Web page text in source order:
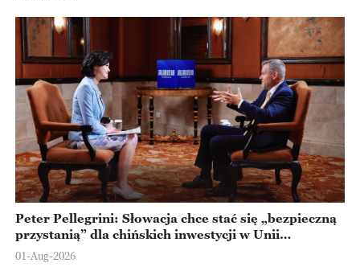
Peter Pellegrini: Słowacja chce stać się „bezpieczną
przystanią” dla chińskich inwestycji w Unii
Europejskiej
01-Aug-2026